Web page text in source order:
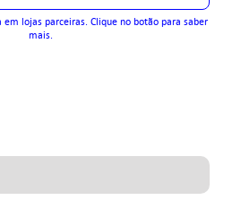
lojas parceiras. Clique no botão para saber
mais.